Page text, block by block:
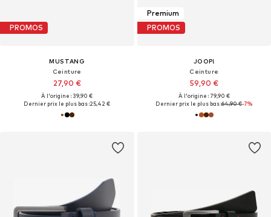
PROMOS
MUSTANG
Ceinture
27,90 €
À l'origine : 39,90 €
Dernier prix le plus bas :25,42 €
Premium
PROMOS
JOOP!
Ceinture
59,90 €
À l'origine : 79,90 €
Dernier prix le plus bas :64,90 €-7%